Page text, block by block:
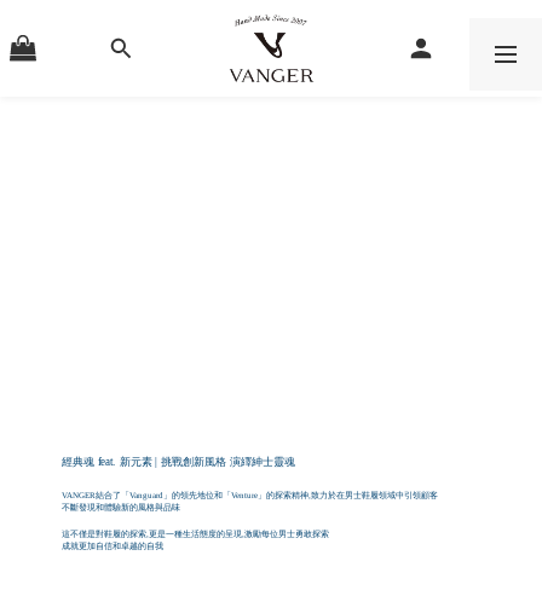
經典魂 feat. 新元素 | 挑戰創新⾵格 演繹紳⼠靈魂
VANGER結合了「Vanguard」的領先地位和「Venture」的探索精神,致⼒於在男⼠鞋履領域中引領顧客
不斷發現和體驗新的風格與品味
這不僅是對鞋履的探索,更是⼀種⽣活態度的呈現,激勵每位男⼠勇敢探索
成就更加⾃信和卓越的自我